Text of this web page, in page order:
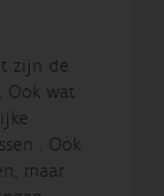
zijn de
Ook wat
. Ook
maar